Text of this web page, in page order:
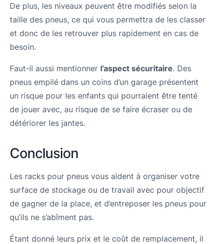
De plus, les niveaux peuvent être modifiés selon la
taille des pneus, ce qui vous permettra de les classer
et donc de les retrouver plus rapidement en cas de
besoin.
Faut-il aussi mentionner l’aspect sécuritaire. Des
pneus empilé dans un coins d’un garage présentent
un risque pour les enfants qui pourraient être tenté
de jouer avec, au risque de se faire écraser ou de
détériorer les jantes.
Conclusion
Les racks pour pneus vous aident à organiser votre
surface de stockage ou de travail avec pour objectif
de gagner de la place, et d’entreposer les pneus pour
qu’ils ne s’abîment pas.
Étant donné leurs prix et le coût de remplacement, il